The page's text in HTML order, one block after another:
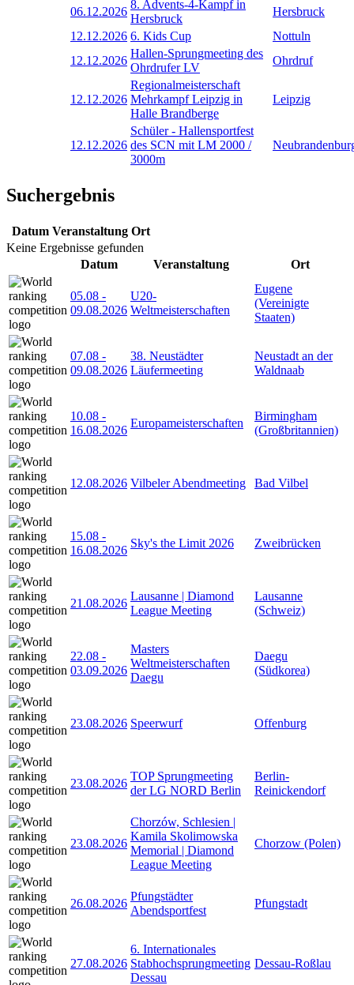
06.12.2026
8. Advents-4-Kampf in
Hersbruck
Hersbruck
12.12.2026 6. Kids Cup
Nottuln
12.12.2026
Hallen-Sprungmeeting des
Ohrdrufer LV
Ohrdruf
12.12.2026
Regionalmeisterschaft
Mehrkampf Leipzig in
Halle Brandberge
Leipzig
12.12.2026
Schüler - Hallensportfest
des SCN mit LM 2000 /
3000m
Suchergebnis
Datum Veranstaltung Ort
Keine Ergebnisse gefunden
Datum
Veranstaltung Ort
05.08 -
09.08.2026
U20-
Weltmeisterschaften
Eugene
(Vereinigte
Staaten)
07.08 -
09.08.2026
38. Neustädter
Läufermeeting
Neustadt an der
Waldnaab
10.08 -
16.08.2026
Europameisterschaften
Birmingham
(Großbritannien)
12.08.2026 Vilbeler Abendmeeting Bad Vilbel
15.08 -
16.08.2026
Sky's the Limit 2026 Zweibrücken
21.08.2026
Lausanne | Diamond
League Meeting
Lausanne
(Schweiz)
22.08 -
03.09.2026
Masters
Weltmeisterschaften
Daegu
Daegu
(Südkorea)
23.08.2026 Speerwurf Offenburg
23.08.2026
TOP Sprungmeeting
der LG NORD Berlin
Berlin-
Reinickendorf
23.08.2026
Chorzów, Schlesien |
Kamila Skolimowska
Memorial | Diamond
League Meeting
Chorzow (Polen)
26.08.2026
Pfungstädter
Abendsportfest
Pfungstadt
27.08.2026
6. Internationales
Stabhochsprungmeeting
Dessau
Dessau-Roßlau